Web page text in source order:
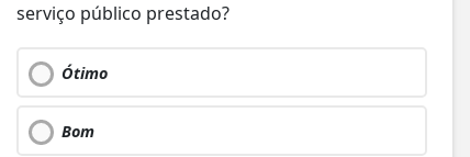
serviço público prestado?
Ótimo
Bom